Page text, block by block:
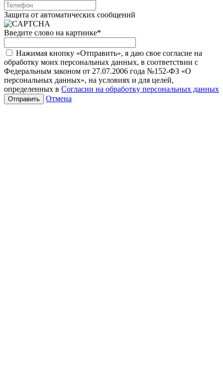
Защита от автоматических сообщений
Введите слово на картинке*
Нажимая кнопку «Отправить», я даю свое согласие на
обработку моих персональных данных, в соответствии с
Федеральным законом от 27.07.2006 года №152-ФЗ «О
персональных данных», на условиях и для целей,
определенных в Согласии на обработку персональных данных
Отмена